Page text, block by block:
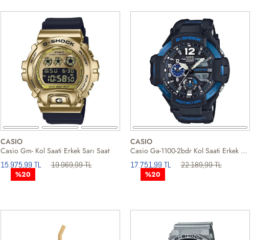
CASIO
Casio Gm- Kol Saati Erkek Sarı Saat
15.975,99 TL 19.969,99 TL
%20
CASIO
Casio Ga-1100-2bdr Kol Saati Erkek Beyaz Saat
17.751,99 TL 22.189,99 TL
%20